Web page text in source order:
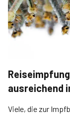
ausreichend
Viele, die zur